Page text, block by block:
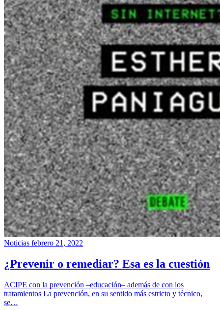
Noticias febrero 21, 2022
¿Prevenir o remediar? Esa es la cuestión
ACIPE con la prevención –educación– además de con los
tratamientos La prevención, en su sentido más estricto y técnico,
se…